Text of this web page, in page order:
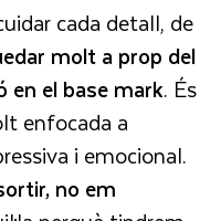
cada detall, de
molt a prop del
en el base mark. És
enfocada a
i emocional.
no em